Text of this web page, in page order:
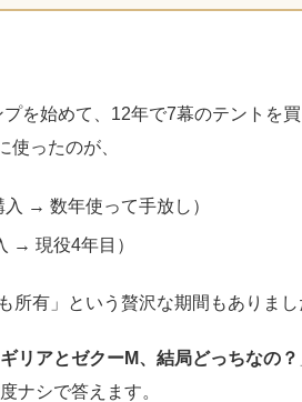
を始めて、12年で7幕のテントを
使ったのが、
入 → 数年使って手放し）
→ 現役4年目）
有」という贅沢な期間もありまし
リアとゼクーM、結局どっちなの？
ナシで答えます。